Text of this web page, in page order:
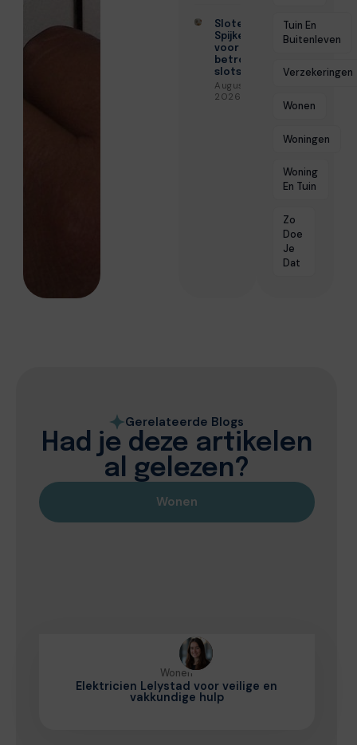
Slotenmaker
Spijkenisse
voor
betrouwbare
slotservice
Augustus 3,
2026
Tuin En
Buitenleven
Verzekeringen
Wonen
Woningen
Woning
En Tuin
Zo
Doe
Je
Dat
Gerelateerde Blogs
Had je deze artikelen
al gelezen?
Wonen
Wonen
Elektricien Lelystad voor veilige en
vakkundige hulp